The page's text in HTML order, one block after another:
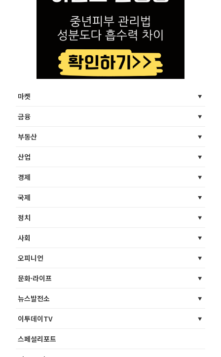
마켓
금융
부동산
산업
경제
국제
정치
사회
오피니언
문화·라이프
뉴스발전소
이투데이TV
스페셜리포트